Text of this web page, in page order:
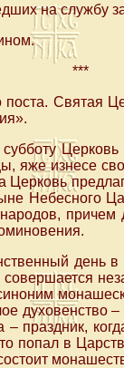
на службу
***
Свя­тая
яже из­не­се
Небес­но­го
день
ду­хо­вен­ство
празд­ник,
по­пал в